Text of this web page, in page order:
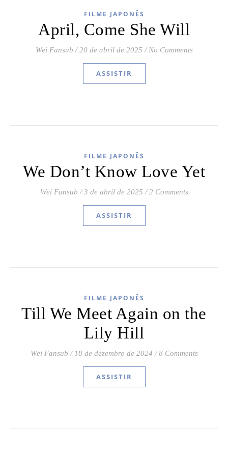
FILME JAPONÊS
April, Come She Will
Wei Fansub / 20 de abril de 2025 / No Comments
ASSISTIR
FILME JAPONÊS
We Don’t Know Love Yet
Wei Fansub / 3 de abril de 2025 / 2 Comments
ASSISTIR
FILME JAPONÊS
Till We Meet Again on the
Lily Hill
Wei Fansub / 18 de dezembro de 2024 / 8 Comments
ASSISTIR